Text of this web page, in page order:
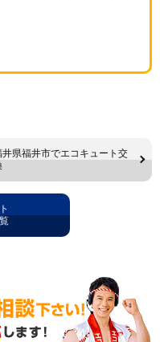
井県福井市でエコキュート交